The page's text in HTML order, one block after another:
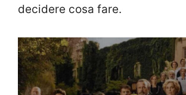
decidere cosa fare.